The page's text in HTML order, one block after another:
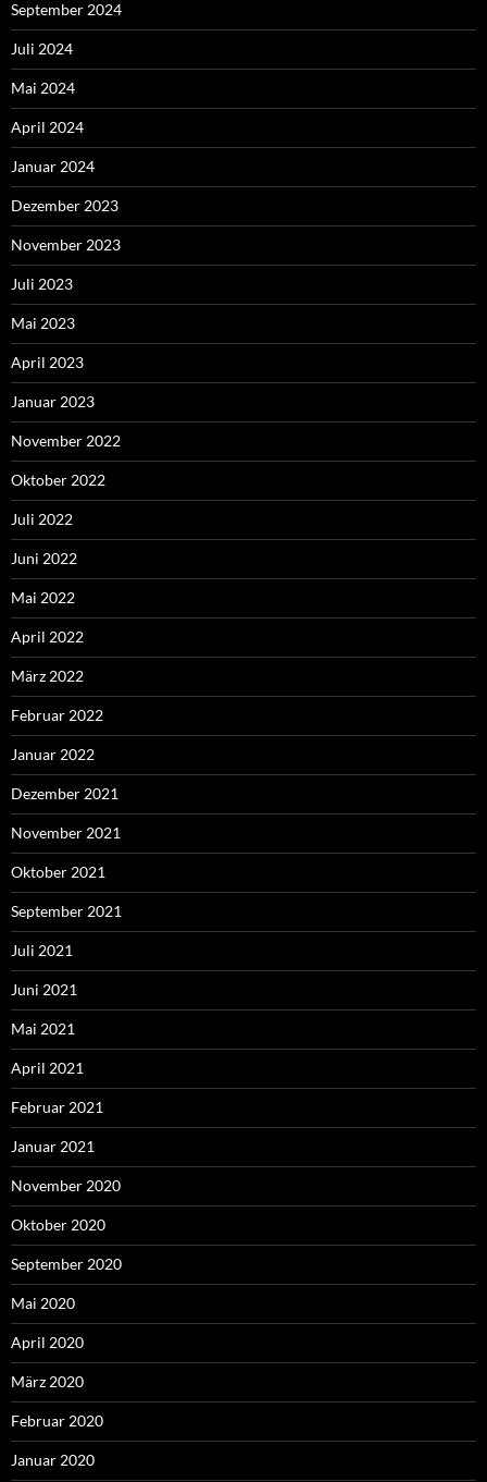
September 2024
Juli 2024
Mai 2024
April 2024
Januar 2024
Dezember 2023
November 2023
Juli 2023
Mai 2023
April 2023
Januar 2023
November 2022
Oktober 2022
Juli 2022
Juni 2022
Mai 2022
April 2022
März 2022
Februar 2022
Januar 2022
Dezember 2021
November 2021
Oktober 2021
September 2021
Juli 2021
Juni 2021
Mai 2021
April 2021
Februar 2021
Januar 2021
November 2020
Oktober 2020
September 2020
Mai 2020
April 2020
März 2020
Februar 2020
Januar 2020